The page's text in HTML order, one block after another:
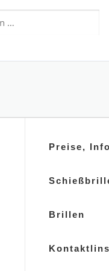
Preise,
Brillen